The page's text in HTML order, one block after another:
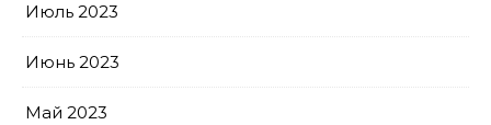
Июль 2023
Июнь 2023
Май 2023